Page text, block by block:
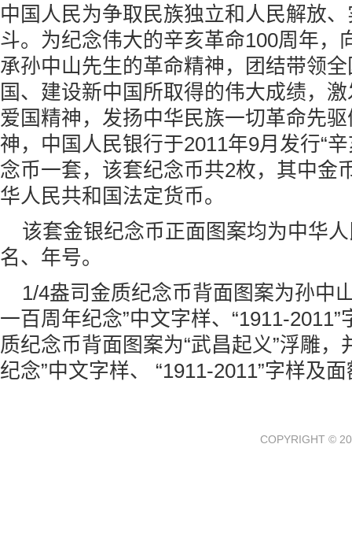
中国人民为争取民族独立和人民解放
斗。为纪念伟大的辛亥革命100周年，
承孙中山先生的革命精神，团结带领
国、建设新中国所取得的伟大成绩，
爱国精神，发扬中华民族一切革命先
神，中国人民银行于2011年9月发行“
念币一套，该套纪念币共2枚，其中金
华人民共和国法定货币。
该套金银纪念币 正面图案均为中华
名、年号。
1/4盎司金质纪念币背面图案为孙中
一百周年纪念”中文字样、“1911-
质纪念币背面图案为“武昌起义”浮雕，
纪念”中文字样、 “1911-2011”字样及
COPYRIGHT ©